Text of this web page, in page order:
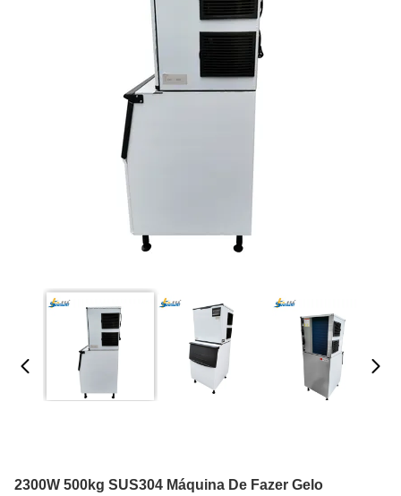
2300W 500kg SUS304 Máquina De Fazer Gelo